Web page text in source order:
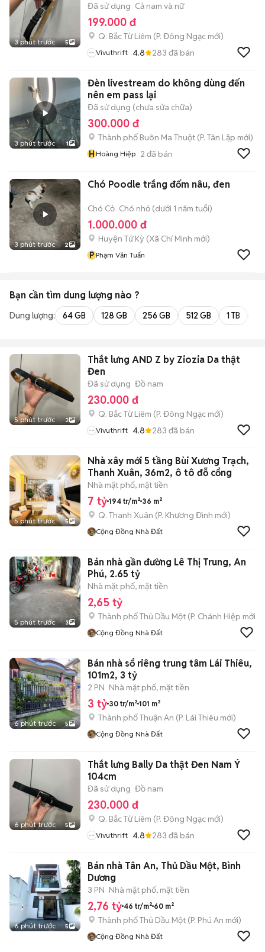
3 phút trước 5
Đã sử dụng Cả nam và nữ
199.000 đ
Q. Bắc Từ Liêm (P. Đông Ngạc mới)
Vivuthrift 4.8 283 đã bán
3 phút trước 1
Đèn livestream do không dùng đến
nên em pass lại
Đã sử dụng (chưa sửa chữa)
300.000 đ
Thành phố Buôn Ma Thuột (P. Tân Lập mới)
HHoàng Hiệp 2 đã bán
3 phút trước 2
Chó Poodle trắng đốm nâu, đen
Chó Cỏ Chó nhỏ (dưới 1 năm tuổi)
1.000.000 đ
Huyện Tứ Kỳ (Xã Chí Minh mới)
P Phạm Văn Tuấn
Bạn cần tìm dung lượng nào ?
Dung lượng: 64 GB 128 GB 256 GB 512 GB 1 TB
5 phút trước 3
Thắt lưng AND Z by Ziozia Da thật
Đen
Đã sử dụng Đồ nam
230.000 đ
Q. Bắc Từ Liêm (P. Đông Ngạc mới)
Vivuthrift 4.8 283 đã bán
5 phút trước 5
Nhà xây mới 5 tầng Bùi Xương Trạch,
Thanh Xuân, 36m2, ô tô đỗ cổng
Nhà mặt phố, mặt tiền
7 tỷ 194 tr/m² 36 m²
Q. Thanh Xuân (P. Khương Đình mới)
Cộng Đồng Nhà Đất
5 phút trước 3
Bán nhà gần đường Lê Thị Trung, An
Phú, 2.65 tỷ
Nhà mặt phố, mặt tiền
2,65 tỷ
Thành phố Thủ Dầu Một (P. Chánh Hiệp mới)
Cộng Đồng Nhà Đất
6 phút trước 5
Bán nhà sổ riêng trung tâm Lái Thiêu,
101m2, 3 tỷ
2 PN Nhà mặt phố, mặt tiền
3 tỷ 30 tr/m² 101 m²
Thành phố Thuận An (P. Lái Thiêu mới)
Cộng Đồng Nhà Đất
6 phút trước 5
Thắt lưng Bally Da thật Đen Nam Ý
104cm
Đã sử dụng Đồ nam
230.000 đ
Q. Bắc Từ Liêm (P. Đông Ngạc mới)
Vivuthrift 4.8 283 đã bán
6 phút trước 5
Bán nhà Tân An, Thủ Dầu Một, Bình
Dương
3 PN Nhà mặt phố, mặt tiền
2,76 tỷ 46 tr/m² 60 m²
Thành phố Thủ Dầu Một (P. Phú An mới)
Cộng Đồng Nhà Đất